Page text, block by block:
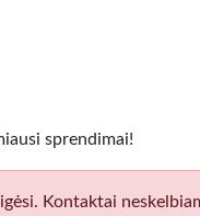
sprendimai!
Kontaktai